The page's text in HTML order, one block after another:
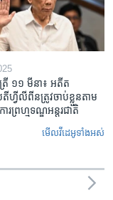
ត្រី ១១ មីនា៖ អតីត​
តីហ្វីលីពីន​ត្រូវ​ចាប់ខ្លួនតាម
រ​ព្រហ្មទណ្ឌ​អន្តរជាតិ
មើល​វីដេអូ​ទាំង​អស់